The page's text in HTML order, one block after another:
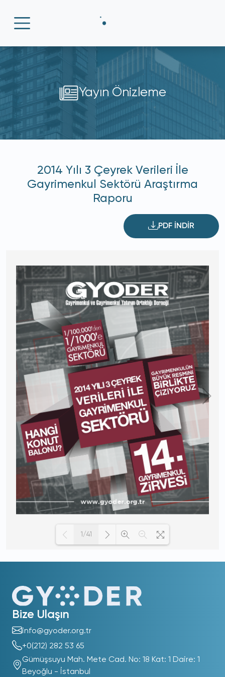
Yayın Önizleme
2014 Yılı 3 Çeyrek Verileri İle
Gayrimenkul Sektörü Araştırma
Raporu
PDF İNDİR
1/41
Bize Ulaşın
info@gyoder.org.tr
+0(212) 282 53 65
Gümüşsuyu Mah. Mete Cad. No: 18 Kat: 1 Daire: 1
Beyoğlu - İstanbul